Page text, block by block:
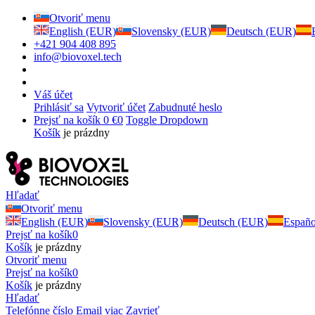
Otvoriť menu
English (EUR)
Slovensky (EUR) Deutsch (EUR)
+421 904 408 895
info@biovoxel.tech
Váš účet
Prihlásiť sa Vytvoriť účet Zabudnuté heslo
Prejsť na košík 0 €0 Toggle Dropdown
Košík je prázdny
Hľadať
Otvoriť menu
English (EUR)
Slovensky (EUR) Deutsch (EUR)
Prejsť na košík0
Košík je prázdny
Otvoriť menu
Prejsť na košík0
Košík je prázdny
Hľadať
Telefónne číslo Email viac Zavrieť